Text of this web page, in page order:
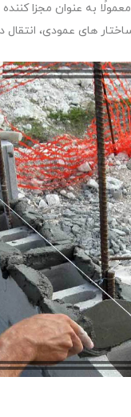
به عنوان مجزا
های عمودی،